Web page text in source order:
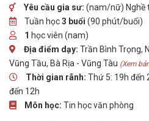
Yêu cầu gia sư: (nam/nữ) Nghề
Tuần học3 buổi (90 phút/buổi)
1 học viên (nam)
Địa điểm dạy: Trần Bình Trọng,
Vũng Tầu, Bà Rịa - Vũng Tàu (Xem
Thời gian rãnh: Thứ 5: 19h đến
đến 12h
Môn học: Tin học văn phòng